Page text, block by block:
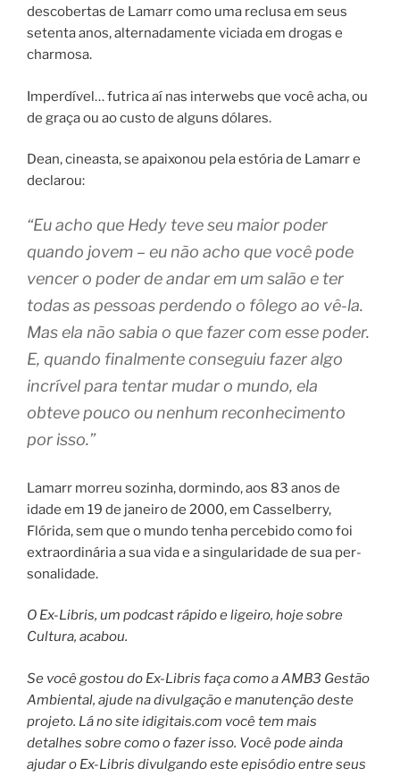
descobertas de Lamarr como uma reclusa em seus
setenta anos, alternadamente viciada em drogas e
charmosa.
Imperdível… futrica aí nas interwebs que você acha, ou
de graça ou ao custo de alguns dólares.
Dean, cineasta, se apaixonou pela estória de Lamarr e
declarou:
“Eu acho que Hedy teve seu maior poder
quando jovem – eu não acho que você pode
vencer o poder de andar em um salão e ter
todas as pessoas perdendo o fôlego ao vê-la.
Mas ela não sabia o que fazer com esse poder.
E, quando finalmente conseguiu fazer algo
incrível para tentar mudar o mundo, ela
obteve pouco ou nenhum reconhecimento
por isso.”
Lamarr mor­reu sozi­nha, dormindo, aos 83 anos de
idade em 19 de janeiro de 2000, em Casselberry,
Flórida, sem que o mun­do tenha percebido como foi
extra­or­di­ná­ria a sua vida e a sin­gu­laridade de sua per­
so­na­li­da­de.
O Ex-Libris, um podcast rápido e ligeiro, hoje sobre
Cultura, acabou.
Se você gostou do Ex-Libris faça como a AMB3 Gestão
Ambiental, ajude na divulgação e manutenção deste
projeto. Lá no site idigitais.com você tem mais
detalhes sobre como o fazer isso. Você pode ainda
ajudar o Ex-Libris divulgando este episódio entre seus